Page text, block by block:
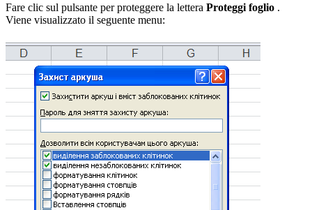
Fare clic sul pulsante per proteggere la lettera Proteggi foglio .
Viene visualizzato il seguente menu: